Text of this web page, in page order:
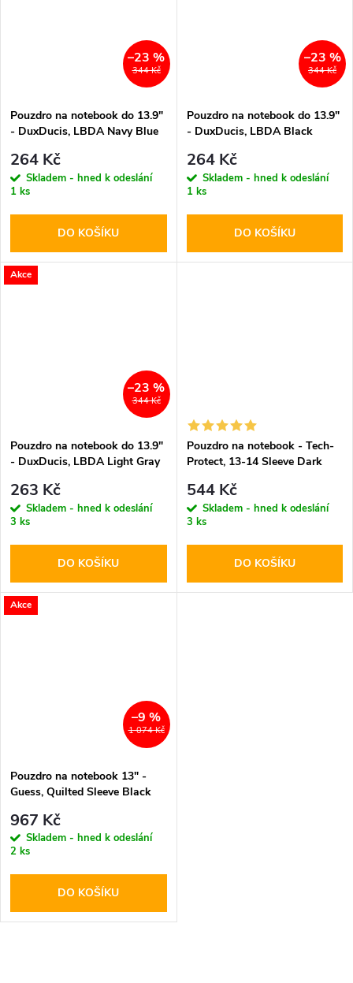
344 Kč
–23 %
Pouzdro na notebook do 13.9"
- DuxDucis, LBDA Navy Blue
264 Kč
Skladem - hned k odeslání
1 ks
DO KOŠÍKU
344 Kč
–23 %
Pouzdro na notebook do 13.9"
- DuxDucis, LBDA Black
264 Kč
Skladem - hned k odeslání
1 ks
DO KOŠÍKU
Akce
344 Kč
–23 %
Pouzdro na notebook do 13.9"
- DuxDucis, LBDA Light Gray
263 Kč
Skladem - hned k odeslání
3 ks
DO KOŠÍKU
Pouzdro na notebook - Tech-
Protect, 13-14 Sleeve Dark
544 Kč
Skladem - hned k odeslání
3 ks
DO KOŠÍKU
Akce
1 074 Kč
–9 %
Pouzdro na notebook 13" -
Guess, Quilted Sleeve Black
967 Kč
Skladem - hned k odeslání
2 ks
DO KOŠÍKU